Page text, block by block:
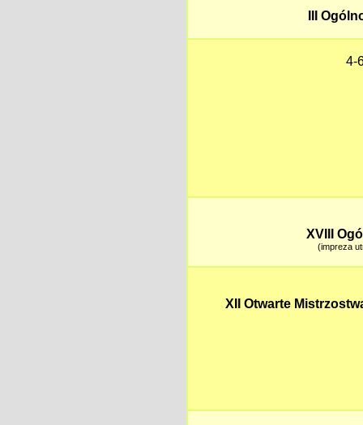
III
4-
XVIII
(impreza
XII Otwarte